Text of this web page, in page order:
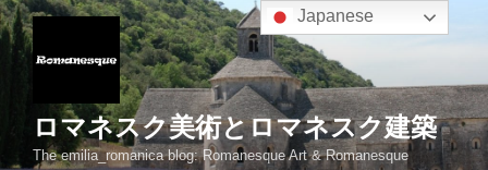
コ
ン
ロマネスク美術とロマネスク建築
The emilia_romanica blog: Romanesque Art & Romanesque
Japanese